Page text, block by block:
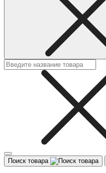
Поиск товара